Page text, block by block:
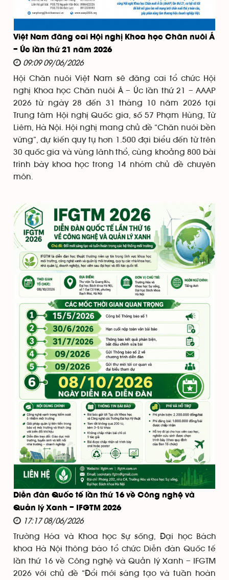
Việt Nam đăng cai Hội nghị Khoa học Chăn nuôi Á
– Úc lần thứ 21 năm 2026
09:09 09/06/2026
Hội Chăn nuôi Việt Nam sẽ đăng cai tổ chức Hội
nghị Khoa học Chăn nuôi Á – Úc lần thứ 21 – AAAP
2026 từ ngày 28 đến 31 tháng 10 năm 2026 tại
Trung tâm Hội nghị Quốc gia, số 57 Phạm Hùng, Từ
Liêm, Hà Nội. Hội nghị mang chủ đề “Chăn nuôi bền
vững”, dự kiến quy tụ hơn 1.500 đại biểu đến từ trên
30 quốc gia và vùng lãnh thổ, cùng khoảng 800 bài
trình bày khoa học trong 14 nhóm chủ đề chuyên
môn.
Diễn đàn Quốc tế lần thứ 16 về Công nghệ và
Quản lý Xanh – IFGTM 2026
17:17 08/06/2026
Trường Hóa và Khoa học Sự sống, Đại học Bách
khoa Hà Nội thông báo tổ chức Diễn đàn Quốc tế
lần thứ 16 về Công nghệ và Quản lý Xanh – IFGTM
2026 với chủ đề “Đổi mới sáng tạo và tuần hoàn